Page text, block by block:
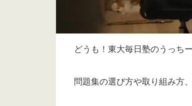
どうも！東大毎日塾のうっち
問題集の選び方や取り組み方